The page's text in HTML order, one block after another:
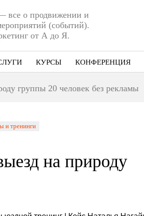
все о продвижении и
(событий).
от А до Я.
КУРСЫ КОНФЕРЕНЦИЯ
группы 20 человек без рекламы
и тренинги
на природу